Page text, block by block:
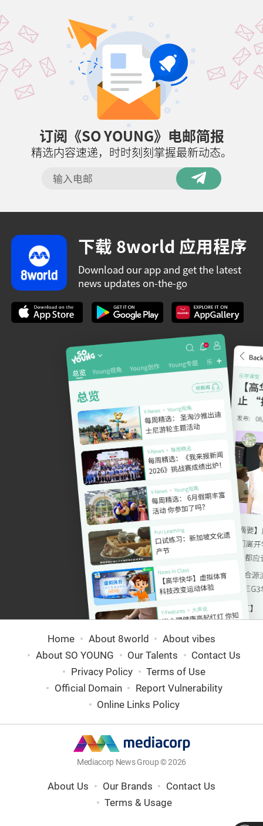
订阅《SO YOUNG》电邮简报
精选内容速递，时时刻刻掌握最新动态。
下载 8world 应用程序
Download our app and get the latest
news updates on-the-go
Home About 8world
About vibes
About SO YOUNG
Our Talents
Contact Us
Privacy Policy
Terms of Use
Official Domain
Report Vulnerability
Online Links Policy
Mediacorp News Group © 2026
About Us Our Brands
Contact Us
Terms & Usage